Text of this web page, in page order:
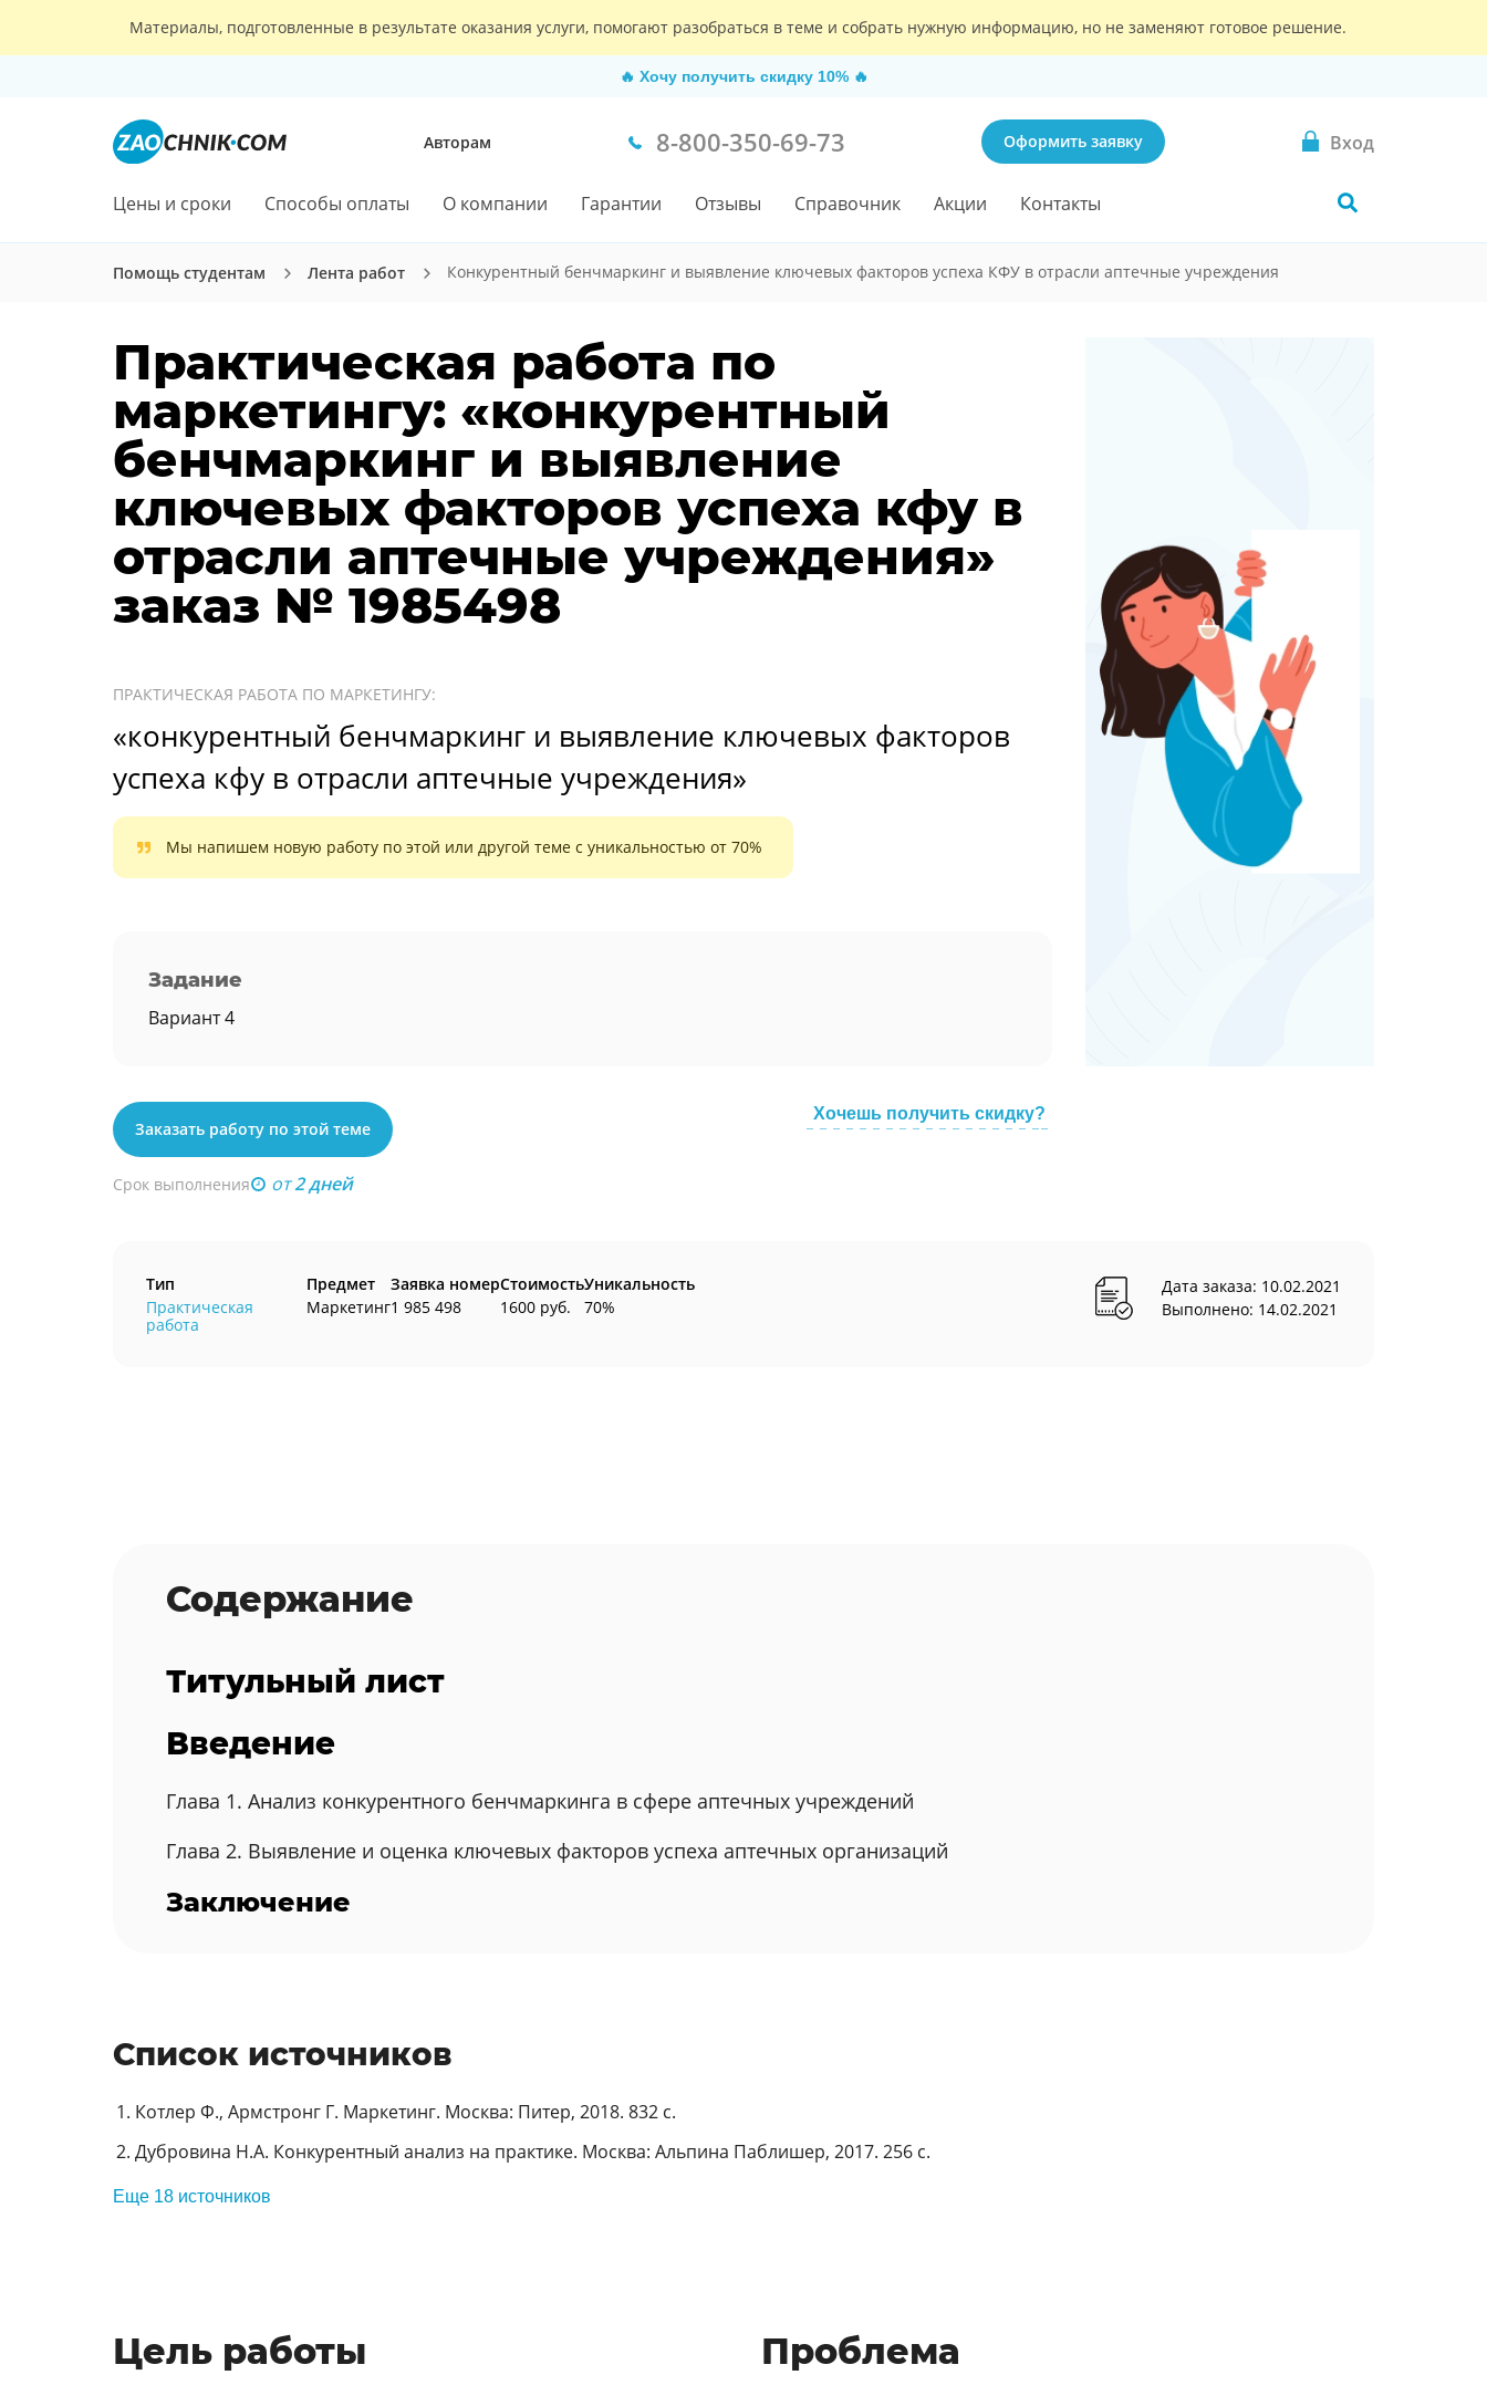
Материалы, подготовленные в результате оказания услуги, помогают разобраться в теме и собрать нужную информацию, но не заменяют готовое решение.
🔥 Хочу получить скидку 10% 🔥
Авторам 8-800-350-69-73 Оформить заявку Вход
Цены и сроки Способы оплаты О компании Гарантии Отзывы Справочник Акции Контакты
Помощь студентам Лента работ Конкурентный бенчмаркинг и выявление ключевых факторов успеха КФУ в отрасли аптечные учреждения
Практическая работа по
маркетингу: «конкурентный
бенчмаркинг и выявление
ключевых факторов успеха кфу в
отрасли аптечные учреждения»
заказ № 1985498
ПРАКТИЧЕСКАЯ РАБОТА ПО МАРКЕТИНГУ:
«конкурентный бенчмаркинг и выявление ключевых факторов
успеха кфу в отрасли аптечные учреждения»
Мы напишем новую работу по этой или другой теме с уникальностью от 70%
Задание
Вариант 4
Заказать работу по этой теме
Срок выполнения от2 дней
Хочешь получить скидку?
Тип
Практическая
работа
Предмет
Маркетинг
Заявка номер
1 985 498
Стоимость
1600 руб.
Уникальность
70%
Дата заказа: 10.02.2021
Выполнено: 14.02.2021
Содержание
Титульный лист
Введение
Глава 1. Анализ конкурентного бенчмаркинга в сфере аптечных учреждений
Глава 2. Выявление и оценка ключевых факторов успеха аптечных организаций
Заключение
Список источников
Котлер Ф., Армстронг Г. Маркетинг. Москва: Питер, 2018. 832 с.
Дубровина Н.А. Конкурентный анализ на практике. Москва: Альпина Паблишер, 2017. 256 с.
Еще 18 источников
Цель работы Проблема